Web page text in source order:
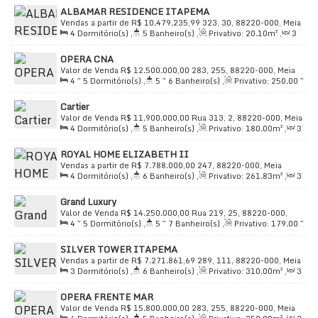
One
Estrutura completa de lazer e bem-estar:
Heliponto
Piscina, piscina aquecida e piscina infantil
Academia
Sauna e spa com hidromassagem
Espaço gourmet, salão de festas e salão de jogos
Playground, espaço kids e terraço coletivo
Segurança e tecnologia: portaria 24h, condomínio
fechado, circuito de TV, alarme, portão eletrônico,
gerador, sistema de incêndio e acesso para pessoas com
deficiência. O edifício conta ainda com bicicletário,
elevador social e de serviço, e zelador.
Localização frente-mar na Orla da Meia
Praia, Itapema
ALBAMAR RESIDENCE ITAPEMA
R$ 10.479.235,99
Vendas a partir de
323, 30, 88220-000, Meia
Praia, Itapema, Santa Catarina, Brasil
4 Dormitório(s) , 5 Banheiro(s) , Privativo: 20.10m² ,
3
Sala(s) , 4Suíte(s) , Total:320.00m² , 3Vaga(s) ,
Útil:
201.00m²
OPERA CNA
R$ 12.500.000,00
Valor de Venda
283, 255, 88220-000, Meia
Praia, Itapema, Santa Catarina, Brasil
4 ~ 5 Dormitório(s) , 5 ~ 6 Banheiro(s) , Privativo: 250.00 ~
375.00m², 3 Sala(s) , 4 ~ 5Suíte(s) , Total:450.00~
660.00m²
250.00~ 375.00m²
Cartier
R$ 11.900.000,00
Valor de Venda
Rua 313, 2, 88220-000, Meia
Praia, Itapema, Santa Catarina, Brasil
4 Dormitório(s) , 5 Banheiro(s) , Privativo: 180.00m² ,
3
Sala(s) , 4Suíte(s) , Total:166.00m² , 3Vaga(s) ,
Útil:
166.00~ 180.00 m²
ROYAL HOME ELIZABETH II
R$ 7.788.000,00
Vendas a partir de
247, 88220-000, Meia
Praia, Itapema, Santa Catarina, Brasil
4 Dormitório(s) , 6 Banheiro(s) , Privativo: 261.83m² ,
3
Sala(s) , 4Suíte(s) , Total:420.00m² , 3Vaga(s) ,
Útil:
261.83 m²
Grand Luxury
R$ 14.250.000,00
Valor de Venda
Rua 219, 25, 88220-000,
Meia Praia, Itapema, Santa Catarina, Brasil
4 ~ 5 Dormitório(s) , 5 ~ 7 Banheiro(s) , Privativo: 179.00 ~
264.50m², 3 Sala(s) , 4 ~ 5Suíte(s) , Total:179.38m² ,
3
Vaga(s), Útil:179.38~ 372.97
SILVER TOWER ITAPEMA
R$ 7.271.861,69
Vendas a partir de
289, 111, 88220-000, Meia
Praia, Itapema, Santa Catarina, Brasil
3 Dormitório(s) , 6 Banheiro(s) , Privativo: 310.00m² ,
3
Sala(s) , 3Suíte(s) , Total:422.00m² , 3Vaga(s) ,
90m
Distância do Mar , Útil:
OPERA FRENTE MAR
R$ 15.800.000,00
Valor de Venda
283, 255, 88220-000, Meia